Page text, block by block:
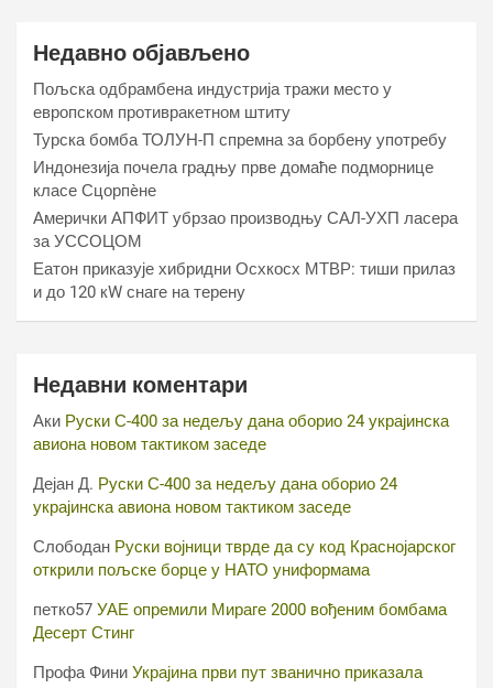
Недавно објављено
Пољска одбрамбена индустрија тражи место у
европском противракетном штиту
Турска бомба ТОЛУН-П спремна за борбену употребу
Индонезија почела градњу прве домаће подморнице
класе Сцорпèне
Амерички АПФИТ убрзао производњу САЛ-УХП ласера
за УССОЦОМ
Еатон приказује хибридни Осхкосх МТВР: тиши прилаз
и до 120 кW снаге на терену
Недавни коментари
Аки Руски С-400 за недељу дана оборио 24 украјинска
авиона новом тактиком заседе
Дејан Д. Руски С-400 за недељу дана оборио 24
украјинска авиона новом тактиком заседе
Слободан Руски војници тврде да су код Краснојарског
открили пољске борце у НАТО униформама
петко57 УАЕ опремили Мираге 2000 вођеним бомбама
Десерт Стинг
Профа Фини Украјина први пут званично приказала